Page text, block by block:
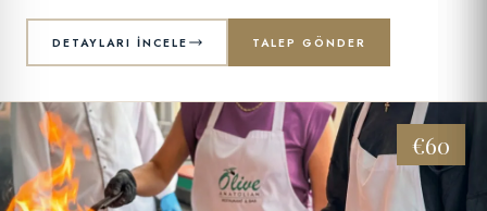
DETAYLARI İNCELE TALEP GÖNDER
€60